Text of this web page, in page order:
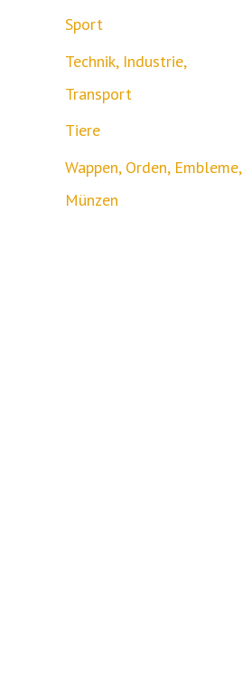
Sport
Technik, Industrie,
Transport
Tiere
Wappen, Orden, Embleme,
Münzen